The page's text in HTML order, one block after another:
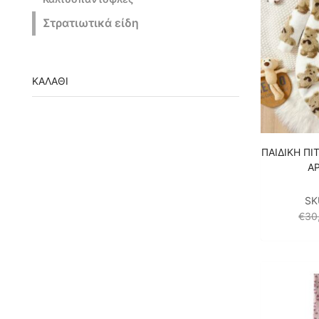
ΠΑΙΔΙΚΗ
€
Στρατιωτικά είδη
ΚΑΛΆΘΙ